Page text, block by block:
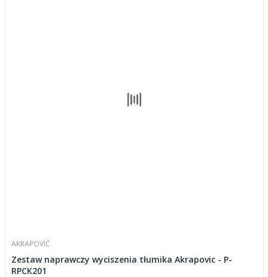
AKRAPOVIČ
Zestaw naprawczy wyciszenia tłumika Akrapovic - P-
RPCK201